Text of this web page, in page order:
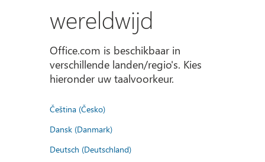
wereldwijd
Office.com is beschikbaar in
verschillende landen/regio's. Kies
hieronder uw taalvoorkeur.
Čeština (Česko)
Dansk (Danmark)
Deutsch (Deutschland)